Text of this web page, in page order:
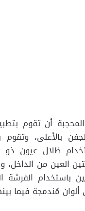
أن تقوم
بالأعلى،
ظلال عيون ذو
العين من الداخل،
باستخدام الفرشة
مُندمجة فيما